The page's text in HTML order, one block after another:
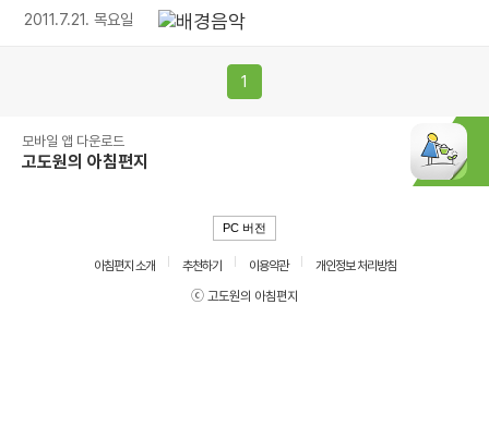
2011.7.21. 목요일
1
모바일 앱 다운로드
고도원의 아침편지
PC 버전
아침편지 소개 추천하기 이용약관
개인정보 처리방침
ⓒ 고도원의 아침편지